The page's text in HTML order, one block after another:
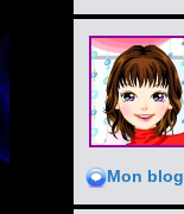
Mon blog